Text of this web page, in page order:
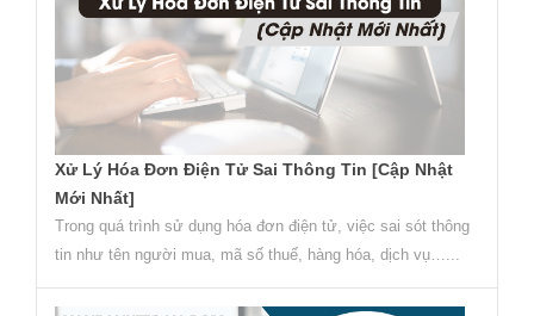
Xử Lý Hóa Đơn Điện Tử Sai Thông Tin [Cập Nhật
Mới Nhất]
Trong quá trình sử dụng hóa đơn điện tử, việc sai sót thông
tin như tên người mua, mã số thuế, hàng hóa, dịch vụ…...